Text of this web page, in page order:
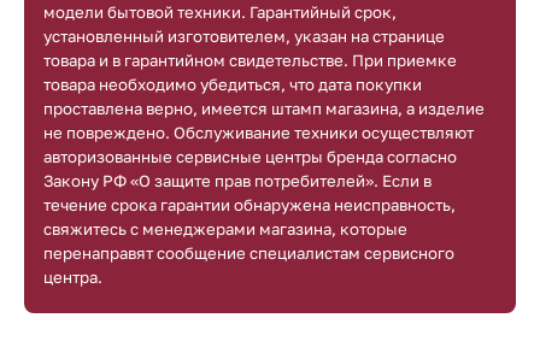
модели бытовой техники. Гарантийный срок,
установленный изготовителем, указан на странице
товара и в гарантийном свидетельстве. При приемке
товара необходимо убедиться, что дата покупки
проставлена верно, имеется штамп магазина, а изделие
не повреждено. Обслуживание техники осуществляют
авторизованные сервисные центры бренда согласно
Закону РФ «О защите прав потребителей». Если в
течение срока гарантии обнаружена неисправность,
свяжитесь с менеджерами магазина, которые
перенаправят сообщение специалистам сервисного
центра.